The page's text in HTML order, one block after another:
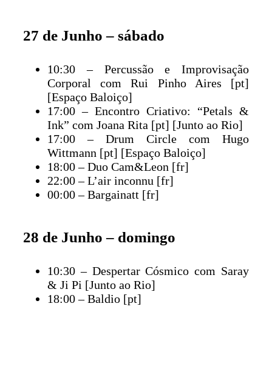
27 de Junho – sábado
10:30 – Percussão e Improvisação
Corporal com Rui Pinho Aires [pt]
[Espaço Baloiço]
17:00 – Encontro Criativo: “Petals &
Ink” com Joana Rita [pt] [Junto ao Rio]
17:00 – Drum Circle com Hugo
Wittmann [pt] [Espaço Baloiço]
18:00 – Duo Cam&Leon [fr]
22:00 – L’air inconnu [fr]
00:00 – Bargainatt [fr]
28 de Junho – domingo
10:30 – Despertar Cósmico com Saray
& Ji Pi [Junto ao Rio]
18:00 – Baldio [pt]